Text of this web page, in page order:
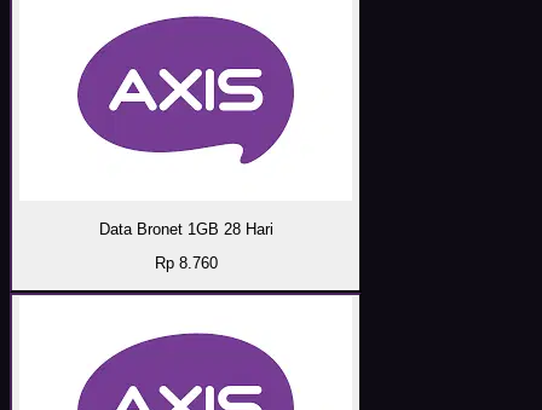
Data Bronet 1GB 28 Hari
Rp 8.760